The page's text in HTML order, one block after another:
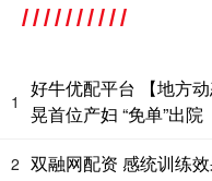
1
好牛优配平台 【地方
晃首位产妇 “免单”出院
2 双融网配资 感统训练